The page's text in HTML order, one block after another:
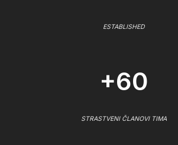
ESTABLISHED
+60
STRASTVENI ČLANOVI TIMA